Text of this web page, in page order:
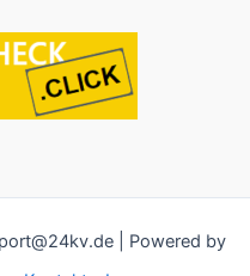
| Powered by